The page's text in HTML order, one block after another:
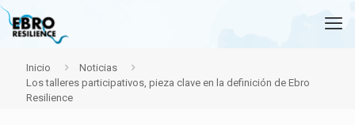
Inicio
Noticias
Los talleres participativos, pieza clave en la definición de Ebro
Resilience